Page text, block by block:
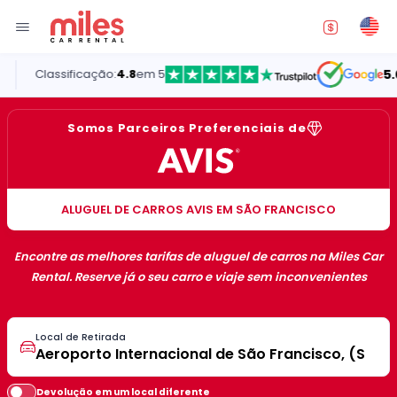
Classificação:4.8em 5 5.0
Somos Parceiros Preferenciais de
ALUGUEL DE CARROS AVIS EM SÃO FRANCISCO
Encontre as melhores tarifas de aluguel de carros na Miles Car
Rental. Reserve já o seu carro e viaje sem inconvenientes
Local de Retirada
Devolução em um local diferente